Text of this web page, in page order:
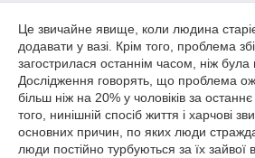
Це звичайне явище, коли людина
додавати у вазі. Крім того, проблема
загострилася останнім часом, ніж
Дослідження говорять, що проблема
більш ніж на 20% у чоловіків за
того, нинішній спосіб життя і харчові
основних причин, по яких люди
люди постійно турбуються за їх зайвої